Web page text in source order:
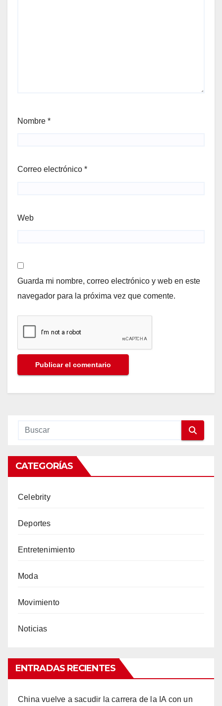
Nombre *
Correo electrónico *
Web
Guarda mi nombre, correo electrónico y web en este
navegador para la próxima vez que comente.
CATEGORÍAS
Celebrity
Deportes
Entretenimiento
Moda
Movimiento
Noticias
ENTRADAS RECIENTES
China vuelve a sacudir la carrera de la IA con un